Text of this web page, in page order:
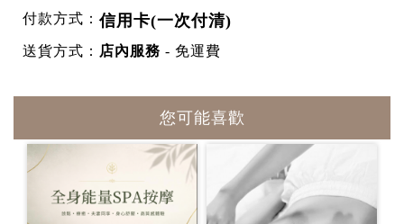
付款方式： 信用卡(一次付清)
送貨方式： 店內服務 - 免運費
您可能喜歡